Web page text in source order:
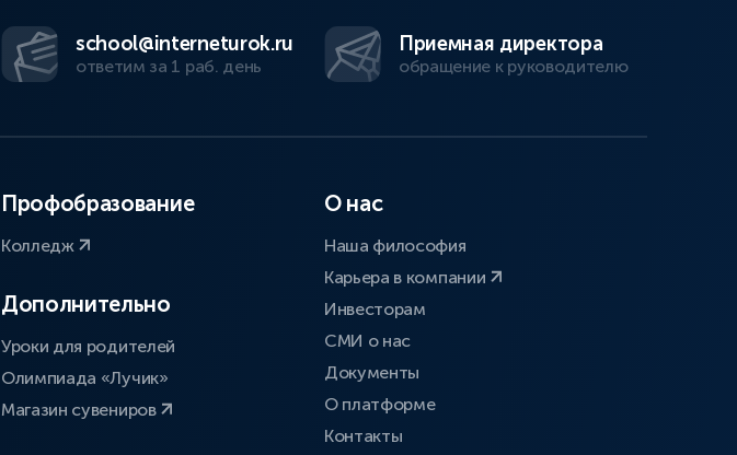
school@interneturok.ru
ответим за 1 раб. день
Приемная директора
обращение к руководителю
Профобразование
Колледж
Дополнительно
Уроки для родителей
Олимпиада «Лучик»
Магазин сувениров
О нас
Наша философия
Карьера в компании
Инвесторам
СМИ о нас
Документы
О платформе
Контакты